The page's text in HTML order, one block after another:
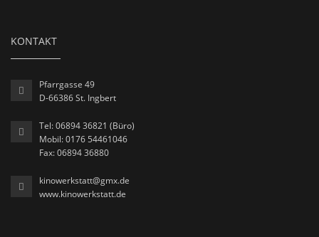
KONTAKT
Pfarrgasse 49
D-66386 St. Ingbert
Tel: 06894 36821 (Büro)
Mobil: 0176 54461046
Fax: 06894 36880
kinowerkstatt@gmx.de
www.kinowerkstatt.de